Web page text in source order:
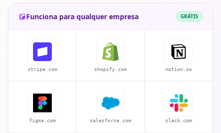
Funciona para qualquer empresa GRÁTIS
stripe.com shopify.com notion.so
figma.com salesforce.com slack.com